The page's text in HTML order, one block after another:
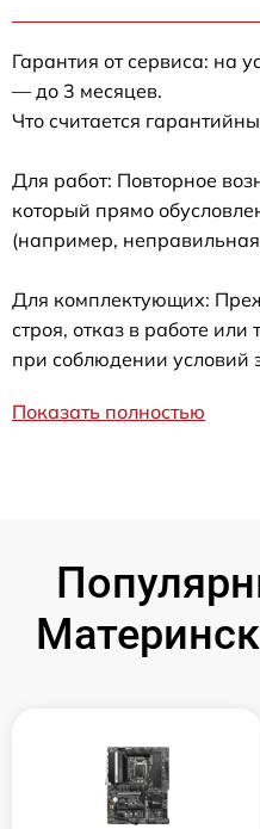
Гарантия от сервиса: на
— до 3 месяцев.
Что считается
Для работ: Повторное
который прямо
(например, неправильная
Для комплектующих:
строя, отказ в работе
при соблюдении условий
Показать полностью